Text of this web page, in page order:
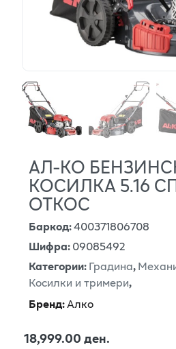
АЛ-КО
КОСИЛКА 5.16
ОТКОС
Баркод:400371806708
Шифра:09085492
Категории:Градина,
Косилки и тримери,
Бренд:Алко
18,999.00 ден.